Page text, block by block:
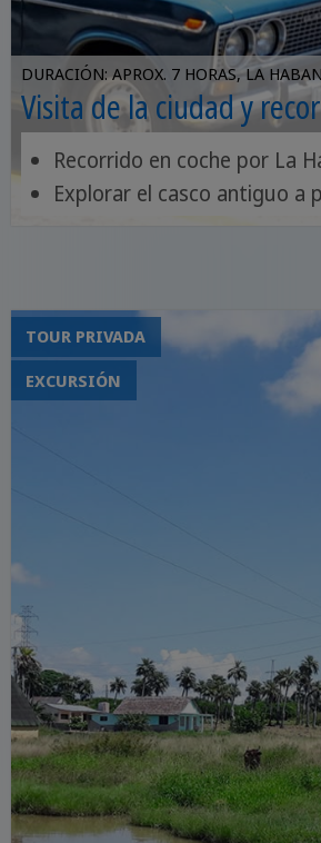
DURACIÓN: APROX. 7 HORAS, LA
Visita de la ciudad y
por La Habana
Recorrido en coche por La
Explorar el casco antiguo a
TOUR PRIVADA
EXCURSIÓN